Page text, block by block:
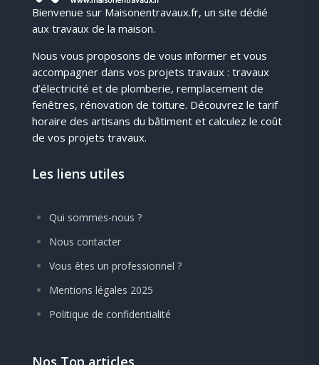
Bienvenue sur Maisonentravaux.fr, un site dédié
aux travaux de la maison.
Nous vous proposons de vous informer et vous
accompagner dans vos projets travaux : travaux
d’électricité et de plomberie, remplacement de
fenêtres, rénovation de toiture. Découvrez le tarif
horaire des artisans du bâtiment et calculez le coût
de vos projets travaux.
Les liens utiles
Qui sommes-nous ?
Nous contacter
Vous êtes un professionnel ?
Mentions légales 2025
Politique de confidentialité
Nos Top articles